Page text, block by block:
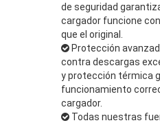
de seguridad
cargador funcione
que el original.
Protección
contra descargas
y protección térmica
funcionamiento
cargador.
Todas nuestras